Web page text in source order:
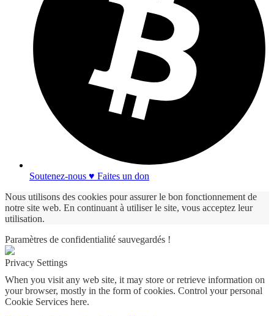
Soutenez-nous ♥ Faites un don
Nous utilisons des cookies pour assurer le bon fonctionnement de
notre site web. En continuant à utiliser le site, vous acceptez leur
utilisation.
Paramètres de confidentialité sauvegardés !
Privacy Settings
When you visit any web site, it may store or retrieve information on
your browser, mostly in the form of cookies. Control your personal
Cookie Services here.